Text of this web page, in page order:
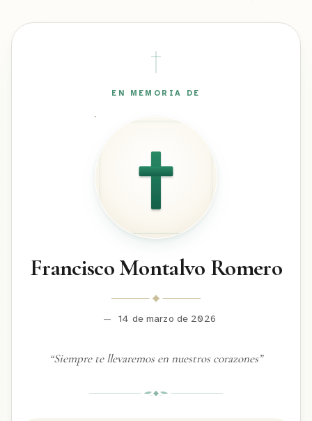
EN MEMORIA DE
Francisco Montalvo Romero
— 14 de marzo de 2026
“Siempre te llevaremos en nuestros corazones”